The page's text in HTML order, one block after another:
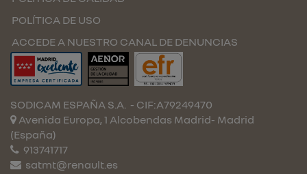
POLÍTICA DE USO
ACCEDE A NUESTRO CANAL DE DENUNCIAS
SODICAM ESPAÑA S.A. - CIF:A79249470
Avenida Europa, 1 Alcobendas Madrid- Madrid
(España)
913741717
satmt@renault.es